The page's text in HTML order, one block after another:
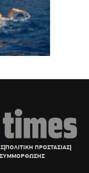
|ΠΟΛΙΤΙΚΗ ΠΡΟΣΤΑΣΙΑΣ|